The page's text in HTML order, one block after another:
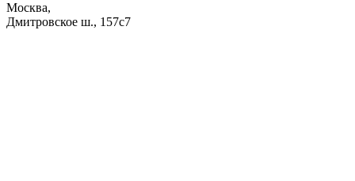
Москва,
Дмитровское ш., 157с7